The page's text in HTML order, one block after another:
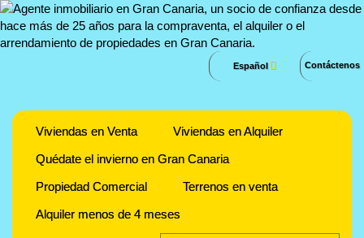
Contáctenos
Español
Viviendas en Venta
Viviendas en Alquiler
Quédate el invierno en Gran Canaria
Propiedad Comercial
Terrenos en venta
Alquiler menos de 4 meses